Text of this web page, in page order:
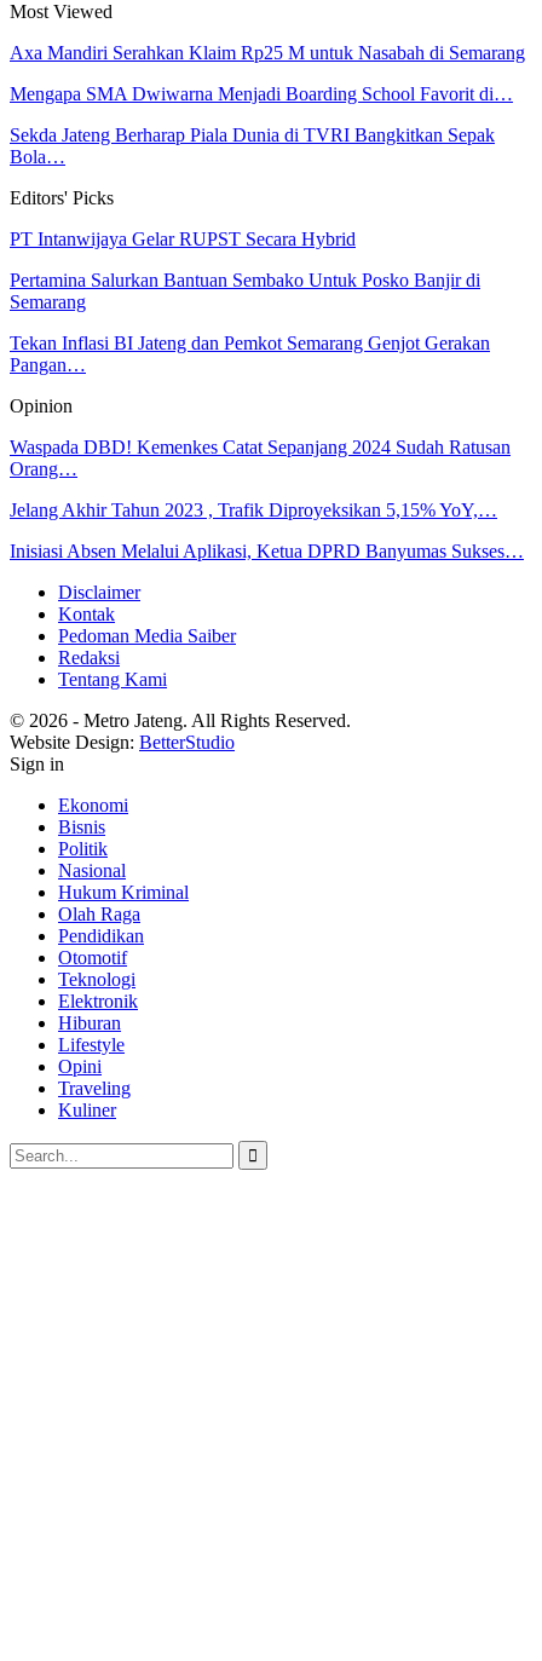
Most Viewed
Axa Mandiri Serahkan Klaim Rp25 M untuk Nasabah di Semarang
Mengapa SMA Dwiwarna Menjadi Boarding School Favorit di…
Sekda Jateng Berharap Piala Dunia di TVRI Bangkitkan Sepak
Bola…
Editors' Picks
PT Intanwijaya Gelar RUPST Secara Hybrid
Pertamina Salurkan Bantuan Sembako Untuk Posko Banjir di
Semarang
Tekan Inflasi BI Jateng dan Pemkot Semarang Genjot Gerakan
Pangan…
Opinion
Waspada DBD! Kemenkes Catat Sepanjang 2024 Sudah Ratusan
Orang…
Jelang Akhir Tahun 2023 , Trafik Diproyeksikan 5,15% YoY,…
Inisiasi Absen Melalui Aplikasi, Ketua DPRD Banyumas Sukses…
Disclaimer
Kontak
Pedoman Media Saiber
Redaksi
Tentang Kami
© 2026 - Metro Jateng. All Rights Reserved.
Website Design: BetterStudio
Sign in
Ekonomi
Bisnis
Politik
Nasional
Hukum Kriminal
Olah Raga
Pendidikan
Otomotif
Teknologi
Elektronik
Hiburan
Lifestyle
Opini
Traveling
Kuliner